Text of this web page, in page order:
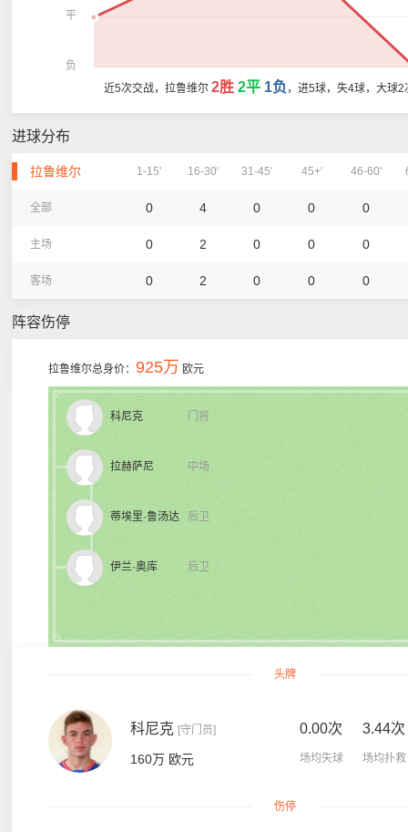
平
负
近5次交战，拉鲁维尔 2胜 2平 1负 ，进5球，失4球，大球
进球分布
拉鲁维尔 1-15' 16-30' 31-45' 45+' 46-60'
全部 0 4 0 0 0
主场 0 2 0 0 0
客场 0 2 0 0 0
阵容伤停
拉鲁维尔总身价： 925万 欧元
门将
科尼克
中场
拉赫萨尼
后卫
蒂埃里·鲁汤达
后卫
伊兰·奥库
头牌
科尼克 [守门员]
160万 欧元
0.00次
场均失球
3.44次
场均扑救
伤停